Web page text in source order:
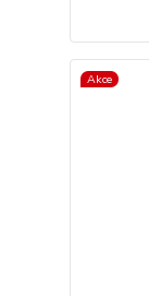
Akce